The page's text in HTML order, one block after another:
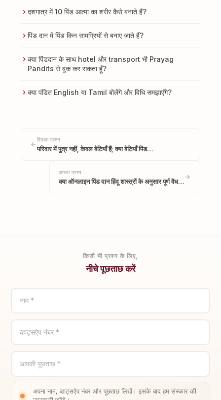
दशगात्र में 10 पिंड आत्मा का शरीर कैसे बनाते हैं?
पिंड दान में पिंड किन सामग्रियों से बनाए जाते हैं?
क्या पिंडदान के साथ hotel और transport भी Prayag
Pandits से बुक कर सकता हूँ?
क्या पंडित English या Tamil बोलेंगे और विधि समझाएँगे?
पिछला प्रश्न
परिवार में पुत्र नहीं, केवल बेटियाँ हैं; क्या बेटियाँ पिंड…
अगला प्रश्न
क्या ऑनलाइन पिंड दान हिंदू शास्त्रों के अनुसार पूर्ण वैध…
किसी भी प्रश्न के लिए,
नीचे पूछताछ करें
नाम *
व्हाट्सऐप नंबर *
आपकी पूछताछ *
अपना नाम, व्हाट्सऐप नंबर और पूछताछ लिखें। इसके बाद हम संस्कार की